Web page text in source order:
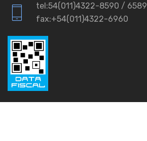
tel:54(011)4322-8590 / 6589
fax:+54(011)4322-6960